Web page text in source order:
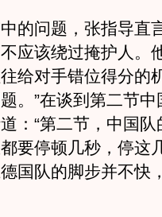
问题，张指导直
应该绕过掩护人。
给对手错位得分的
。”在谈到第二节
：“第二节，中国
要停顿几秒，停这
国队的脚步并不快